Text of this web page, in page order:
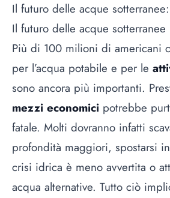
Il futuro delle acque sotterranee:
Il futuro delle acque
Più di 100 milioni di americani
per l’acqua potabile e per le
sono ancora più importanti.
mezzi economici potrebbe
fatale. Molti dovranno infatti
profondità maggiori, spostarsi
crisi idrica è meno avvertita o
acqua alternative. Tutto ciò